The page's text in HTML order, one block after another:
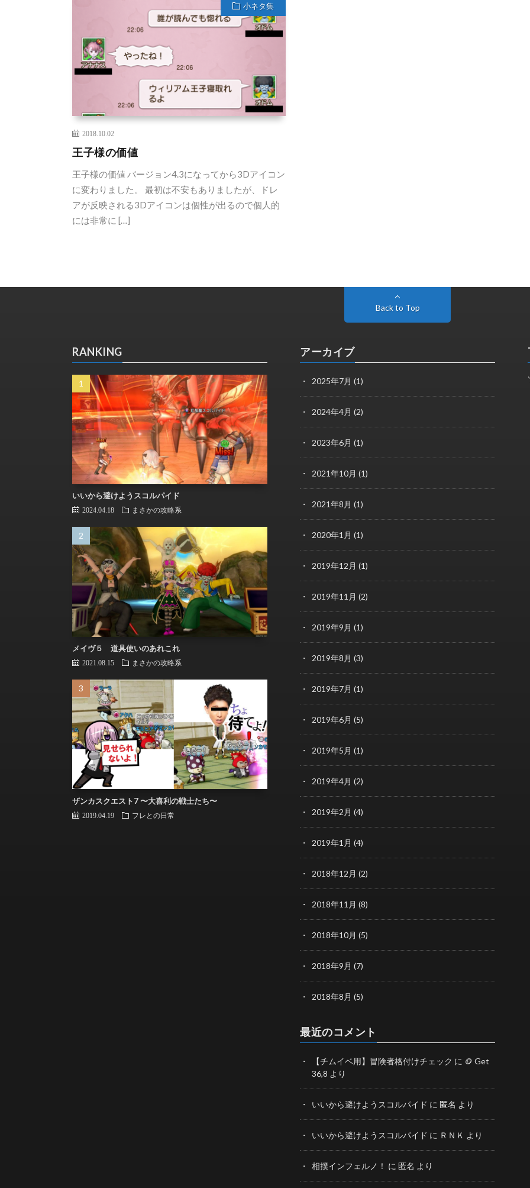
小ネタ集
2018.10.02
王子様の価値
王子様の価値 バージョン4.3になってから3Dアイコン
に変わりました。 最初は不安もありましたが、ドレ
アが反映される3Dアイコンは個性が出るので個人的
には非常に […]
Back to Top
RANKING
いいから避けようスコルパイド
2024.04.18 まさかの攻略系
メイヴ５ 道具使いのあれこれ
2021.08.15 まさかの攻略系
ザンカスクエスト7 〜大喜利の戦士たち〜
2019.04.19 フレとの日常
アーカイブ
2025年7月 (1)
2024年4月 (2)
2023年6月 (1)
2021年10月 (1)
2021年8月 (1)
2020年1月 (1)
2019年12月 (1)
2019年11月 (2)
2019年9月 (1)
2019年8月 (3)
2019年7月 (1)
2019年6月 (5)
2019年5月 (1)
2019年4月 (2)
2019年2月 (4)
2019年1月 (4)
2018年12月 (2)
2018年11月 (8)
2018年10月 (5)
2018年9月 (7)
2018年8月 (5)
最近のコメント
【チムイベ用】冒険者格付けチェック に 🪙 Get
36,8 より
いいから避けようスコルパイド に 匿名 より
いいから避けようスコルパイド に ＲＮＫ より
相撲インフェルノ！ に 匿名 より